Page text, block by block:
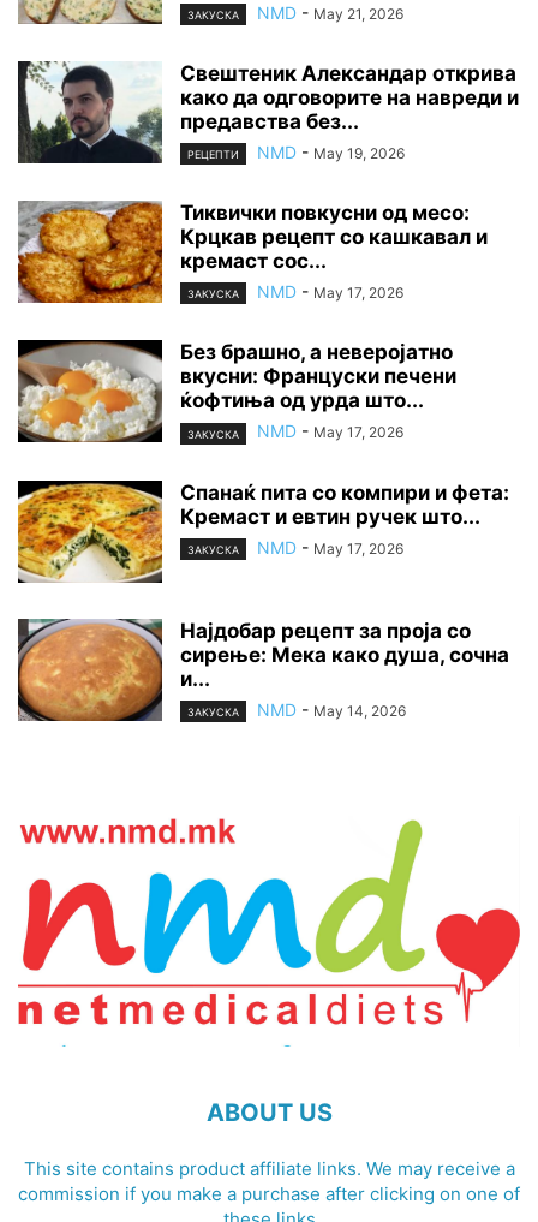
ЗАКУСКА NMD - May 21, 2026
Свештеник Александар открива
како да одговорите на навреди и
предавства без...
РЕЦЕПТИ NMD - May 19, 2026
Тиквички повкусни од месо:
Крцкав рецепт со кашкавал и
кремаст сос...
ЗАКУСКА NMD - May 17, 2026
Без брашно, а неверојатно
вкусни: Француски печени
ќофтиња од урда што...
ЗАКУСКА NMD - May 17, 2026
Спанаќ пита со компири и фета:
Кремаст и евтин ручек што...
ЗАКУСКА NMD - May 17, 2026
Најдобар рецепт за проја со
сирење: Мека како душа, сочна
и...
ЗАКУСКА NMD - May 14, 2026
ABOUT US
This site contains product affiliate links. We may receive a
commission if you make a purchase after clicking on one of